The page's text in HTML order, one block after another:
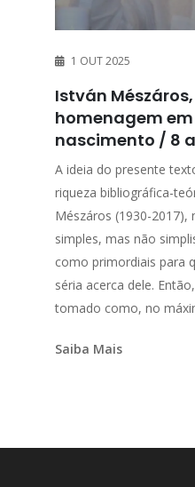
1 OUT 2025
István
homenagem
nascimento / 8
A ideia do presente
riqueza bibliográfica-
Mészáros (1930-
simples, mas não
como primordiais para
séria acerca dele.
tomado como, no
Saiba Mais